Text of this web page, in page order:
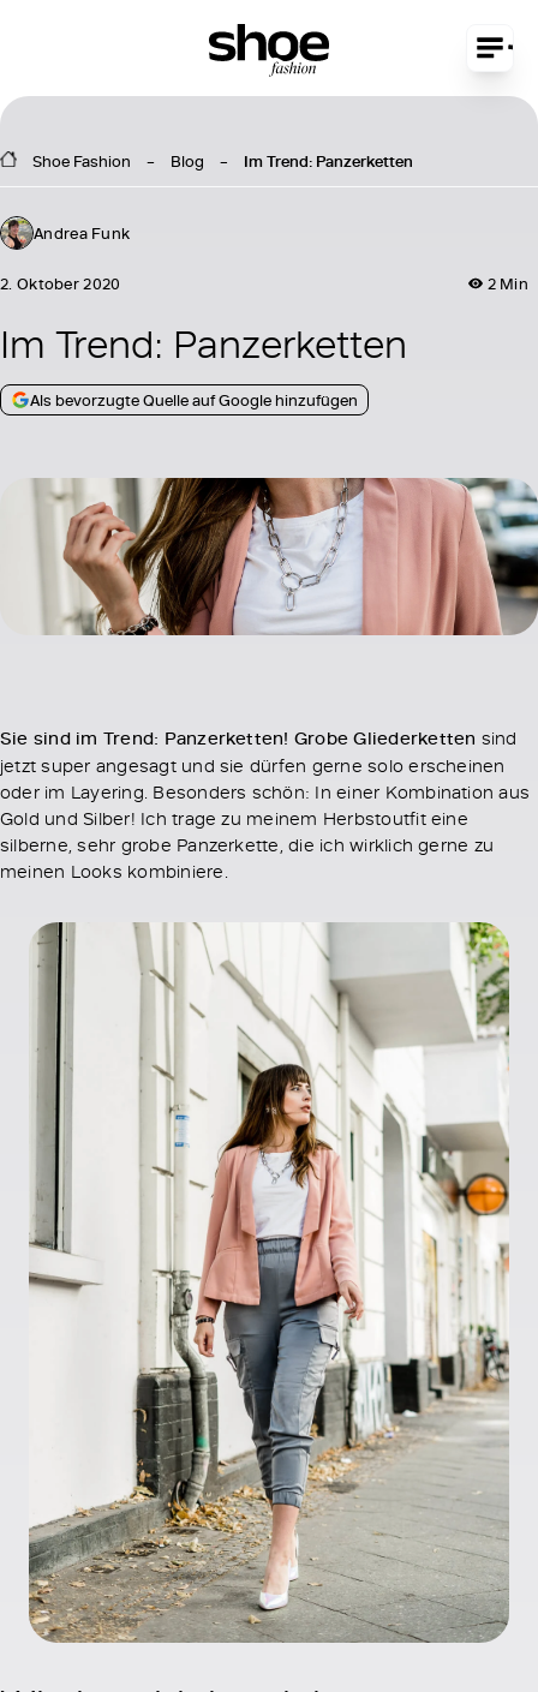
Shoe Fashion Blog Im Trend: Panzerketten
Andrea Funk
2 Min
2. Oktober 2020
Im Trend: Panzerketten
Als bevorzugte Quelle auf Google hinzufügen
Sie sind im Trend: Panzerketten! Grobe Gliederketten sind
jetzt super angesagt und sie dürfen gerne solo erscheinen
oder im Layering. Besonders schön: In einer Kombination aus
Gold und Silber! Ich trage zu meinem Herbstoutfit eine
silberne, sehr grobe Panzerkette, die ich wirklich gerne zu
meinen Looks kombiniere.